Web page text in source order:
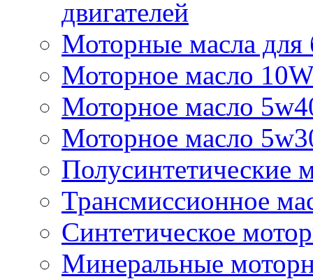
двигателей
Моторные масла для
Моторное масло
Моторное масло
Моторное масло
Полусинтетические
Трансмиссионное
Синтетическое
Минеральные